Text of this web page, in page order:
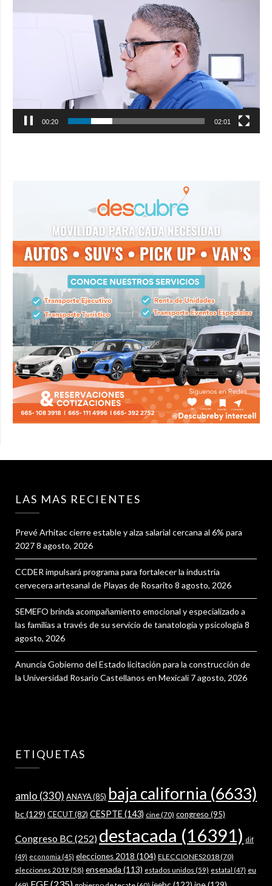
de
00:21 02:01
LAS MAS RECIENTES
Prevé Arhitac cierre estable y alza salarial cercana al 6% para
20278 agosto, 2026
CCDER impulsará programa para fortalecer la industria
cervecera artesanal de Playas de Rosarito 8 agosto, 2026
SEMEFO brinda acompañamiento emocional y especializado a
las familias a través de su servicio de tanatología y psicología 8
agosto, 2026
Anuncia Gobierno del Estado licitación para la construcción de
la Universidad Rosario Castellanos en Mexicali 7 agosto, 2026
ETIQUETAS
amlo (330) ANAYA(85) baja california (6633)
bc(129) CECUT(82) CESPTE (143) cine(70) congreso (95)
Congreso BC (252) destacada (16391) dif
(49) economia (45) elecciones 2018 (104) ELECCIONES2018(70)
elecciones 2019 (58) ensenada (113) estados unidos (59) estatal (47) eu